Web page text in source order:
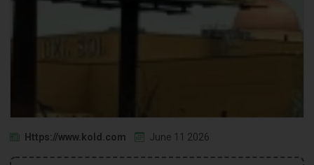
Https://www.kold.com June 11 2026